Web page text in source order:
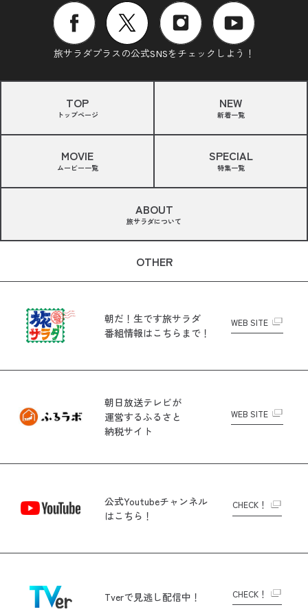
旅サラダプラスの公式SNSをチェックしよう！
TOP
トップページ
NEW
新着一覧
MOVIE
ムービー一覧
SPECIAL
特集一覧
ABOUT
旅サラダについて
OTHER
朝だ！生です旅サラダ
番組情報はこちらまで！
WEB SITE
朝日放送テレビが
運営するふるさと
納税サイト
WEB SITE
公式Youtubeチャンネル
はこちら！
CHECK！
Tverで見逃し配信中！ CHECK！